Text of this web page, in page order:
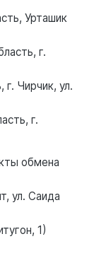
Урташик
г.
Чирчик, ул.
г.
обмена
ул. Саида
1)